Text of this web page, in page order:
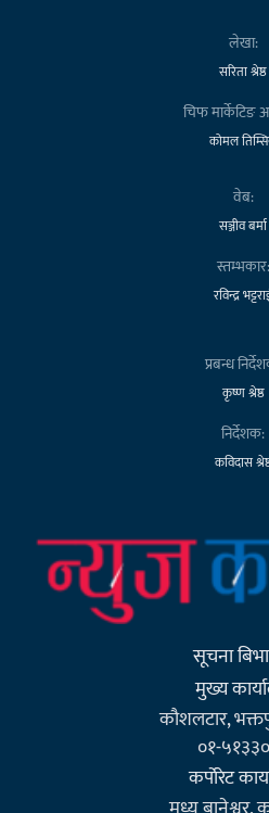
लेखा:
सरिता श्रेष्ठ
चिफ मार्केटिङ
कोमल
वेब:
सञ्जीव बर्मा
स्तम्भकार:
रविन्द्र
प्रबन्ध
कृष्ण श्रेष्ठ
निर्देशक:
कविदास
सूचना
मुख्य
कौशलटार,
०१-
कर्पाेरेट